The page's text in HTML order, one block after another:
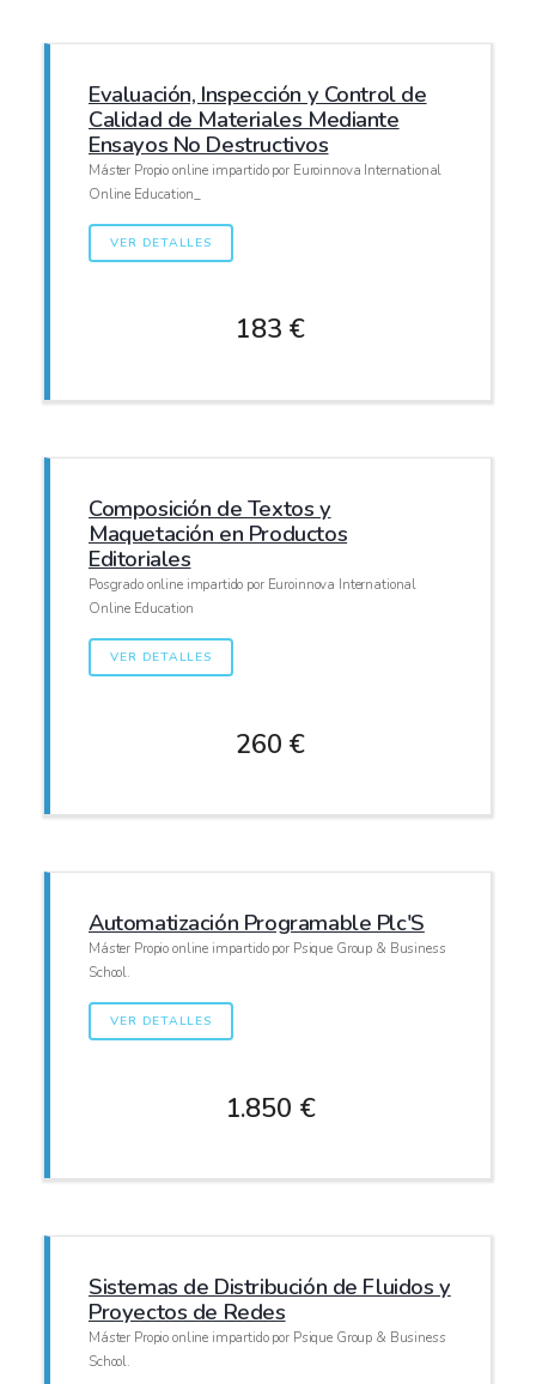
Evaluación, Inspección y Control de
Calidad de Materiales Mediante
Ensayos No Destructivos
Máster Propio online impartido por Euroinnova International
Online Education_
VER DETALLES
183 €
Composición de Textos y
Maquetación en Productos
Editoriales
Posgrado online impartido por Euroinnova International
Online Education
VER DETALLES
260 €
Automatización Programable Plc'S
Máster Propio online impartido por Psique Group & Business
School.
VER DETALLES
1.850 €
Sistemas de Distribución de Fluidos y
Proyectos de Redes
Máster Propio online impartido por Psique Group & Business
School.